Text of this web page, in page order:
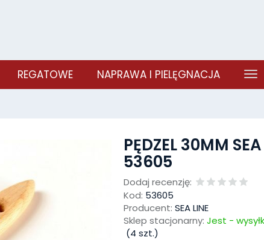
REGATOWE NAPRAWA I PIELĘGNACJA
PĘDZEL 30MM
53605
Dodaj recenzję:
Kod: 53605
Producent: SEA LINE
Sklep stacjonarny: Jest -
(4 szt.)